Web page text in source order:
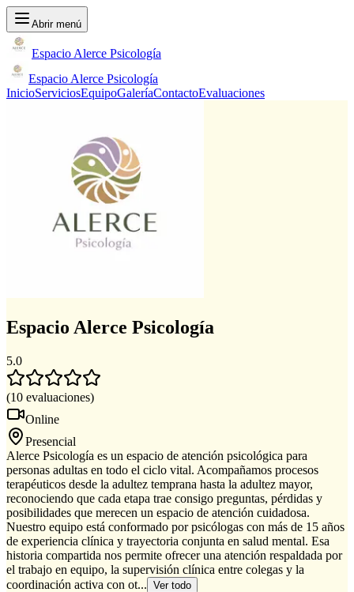
Abrir menú
Espacio Alerce Psicología
Espacio Alerce Psicología
InicioServiciosEquipoGaleríaContactoEvaluaciones
Espacio Alerce Psicología
5.0
(10 evaluaciones)
Online
Presencial
Alerce Psicología es un espacio de atención psicológica para
personas adultas en todo el ciclo vital. Acompañamos procesos
terapéuticos desde la adultez temprana hasta la adultez mayor,
reconociendo que cada etapa trae consigo preguntas, pérdidas y
posibilidades que merecen un espacio de atención cuidadosa.
Nuestro equipo está conformado por psicólogas con más de 15 años
de experiencia clínica y trayectoria conjunta en salud mental. Esa
historia compartida nos permite ofrecer una atención respaldada por
el trabajo en equipo, la supervisión clínica entre colegas y la
coordinación activa con ot... Ver todo